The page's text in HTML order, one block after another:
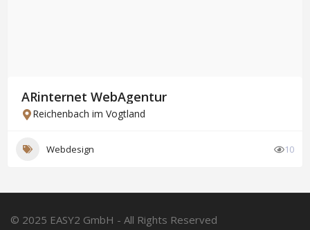
ARinternet WebAgentur
Reichenbach im Vogtland
Webdesign 10
© 2025 EASY2 GmbH - All Rights Reserved